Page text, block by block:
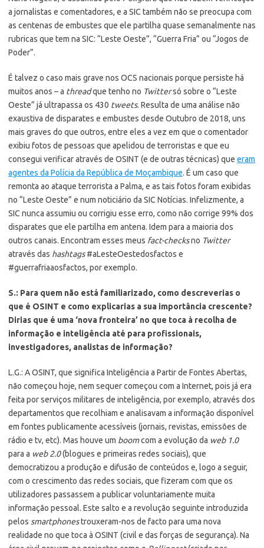
a jornalistas e comentadores, e a SIC também não se preocupa com
as centenas de embustes que ele partilha quase semanalmente nas
rubricas que tem na SIC: “Leste Oeste”, “Guerra Fria” ou “Jogos de
Poder”.
É talvez o caso mais grave nos OCS nacionais porque persiste há
muitos anos – a threadque tenho no Twittersó sobre o “Leste
Oeste” já ultrapassa os 430 tweets. Resulta de uma análise não
exaustiva de disparates e embustes desde Outubro de 2018, uns
mais graves do que outros, entre eles a vez em que o comentador
exibiu fotos de pessoas que apelidou de terroristas e que eu
consegui verificar através de OSINT (e de outras técnicas) que eram
agentes da Polícia da República de Moçambique. É um caso que
remonta ao ataque terrorista a Palma, e as tais fotos foram exibidas
no “Leste Oeste” e num noticiário da SIC Notícias. Infelizmente, a
SIC nunca assumiu ou corrigiu esse erro, como não corrige 99% dos
disparates que ele partilha em antena. Idem para a maioria dos
outros canais. Encontram esses meus fact-checksno Twitter
através das hashtags#aLesteOestedosfactos e
#guerrafriaaosfactos, por exemplo.
S.: Para quem não está familiarizado, como descreverias o
que é OSINT e como explicarias a sua importância crescente?
Dirias que é uma ‘nova fronteira’ no que toca à recolha de
informação e inteligência até para profissionais,
investigadores, analistas de informação?
L.G.: A OSINT, que significa Inteligência a Partir de Fontes Abertas,
não começou hoje, nem sequer começou com a Internet, pois já era
feita por serviços militares de inteligência, por exemplo, através dos
departamentos que recolhiam e analisavam a informação disponível
em fontes publicamente acessíveis (jornais, revistas, emissões de
rádio e tv, etc). Mas houve um boomcom a evolução da web 1.0
para a web 2.0(blogues e primeiras redes sociais), que
democratizou a produção e difusão de conteúdos e, logo a seguir,
com o crescimento das redes sociais, que fizeram com que os
utilizadores passassem a publicar voluntariamente muita
informação pessoal. Este salto e a revolução seguinte introduzida
pelos smartphonestrouxeram-nos de facto para uma nova
realidade no que toca à OSINT (civil e das forças de segurança). Na